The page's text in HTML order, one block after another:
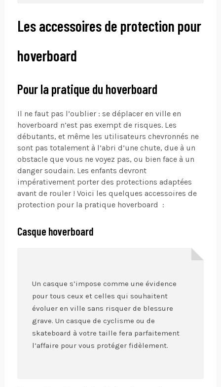
Les accessoires de protection pour
hoverboard
Pour la pratique du hoverboard
Il ne faut pas l’oublier : se déplacer en ville en
hoverboard n’est pas exempt de risques. Les
débutants, et même les utilisateurs chevronnés ne
sont pas totalement à l’abri d’une chute, due à un
obstacle que vous ne voyez pas, ou bien face à un
danger soudain. Les enfants devront
impérativement porter des protections adaptées
avant de rouler ! Voici les quelques accessoires de
protection pour la pratique hoverboard :
Casque hoverboard
Un casque s’impose comme une évidence
pour tous ceux et celles qui souhaitent
évoluer en ville sans risquer de blessure
grave. Un casque de cyclisme ou de
skateboard à votre taille fera parfaitement
l’affaire pour vous protéger fidèlement.